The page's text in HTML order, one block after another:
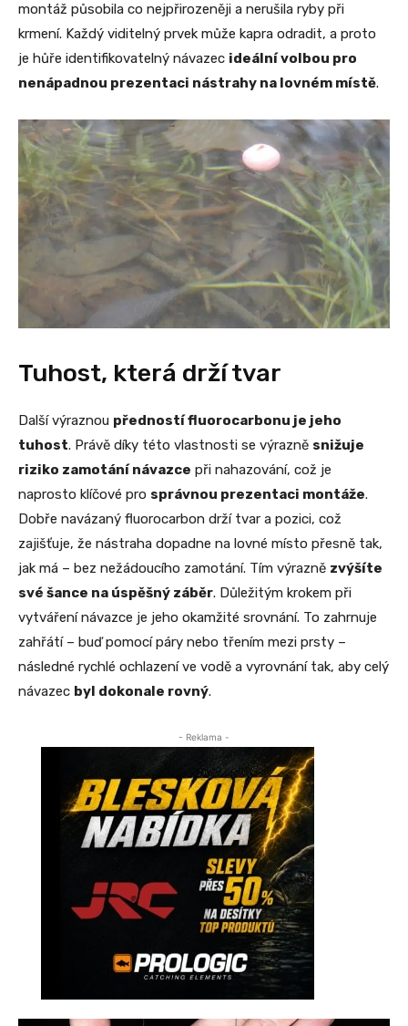
montáž působila co nejpřirozeněji a nerušila ryby při
krmení. Každý viditelný prvek může kapra odradit, a proto
je hůře identifikovatelný návazec ideální volbou pro
nenápadnou prezentaci nástrahy na lovném místě.
Tuhost, která drží tvar
Další výraznou předností fluorocarbonu je jeho
tuhost. Právě díky této vlastnosti se výrazně snižuje
riziko zamotání návazce při nahazování, což je
naprosto klíčové pro správnou prezentaci montáže.
Dobře navázaný fluorocarbon drží tvar a pozici, což
zajišťuje, že nástraha dopadne na lovné místo přesně tak,
jak má – bez nežádoucího zamotání. Tím výrazně zvýšíte
své šance na úspěšný záběr. Důležitým krokem při
vytváření návazce je jeho okamžité srovnání. To zahrnuje
zahřátí – buď pomocí páry nebo třením mezi prsty –
následné rychlé ochlazení ve vodě a vyrovnání tak, aby celý
návazec byl dokonale rovný.
- Reklama -